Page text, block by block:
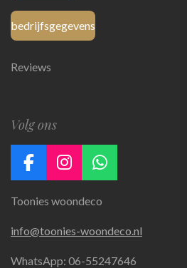
bedrijfsgegevens
Reviews
Volg ons
F
c
b
o
I
s
a
g
W
a
s
A
Toonies woondeco
info@toonies-woondeco.nl
WhatsApp: 06-55247646